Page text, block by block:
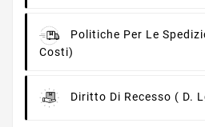
Politiche Per Le
Costi)
Diritto Di Recesso ( D.